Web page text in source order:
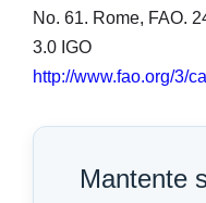
No. 61. Rome, FAO.
3.0 IGO
http://www.fao.org/3/
Mantente